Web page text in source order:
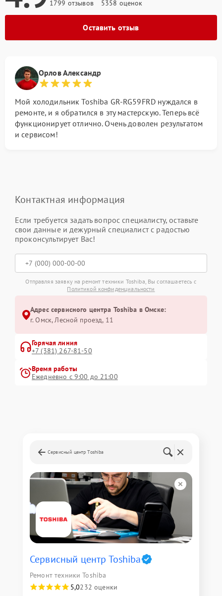
1799 отзывов 5358 оценок
Оставить отзыв
Орлов Александр
Мой холодильник Toshiba GR-RG59FRD нуждался в
ремонте, и я обратился в эту мастерскую. Теперь всё
функционирует отлично. Очень доволен результатом
и сервисом!
Контактная информация
Если требуется задать вопрос специалисту, оставьте
свои данные и дежурный специалист с радостью
проконсультирует Вас!
Отправляя заявку на ремонт техники Toshiba, Вы соглашаетесь с
Политикой конфиденциальности
Адрес сервисного центра Toshiba в Омске:
г. Омск, ​Лесной проезд, 11
Горячая линия
+7 (381) 267-81-50
Время работы
Ежедневно с 9:00 до 21:00
Сервисный центр Toshiba
Сервисный центр Toshiba
Ремонт техники Toshiba
5,0232 оценки